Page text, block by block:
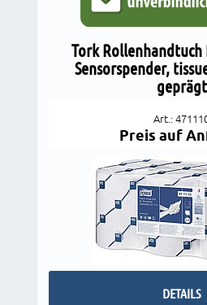
Tork
Sensorspender,
geprägt
Art.:
Preis auf
DETAILS